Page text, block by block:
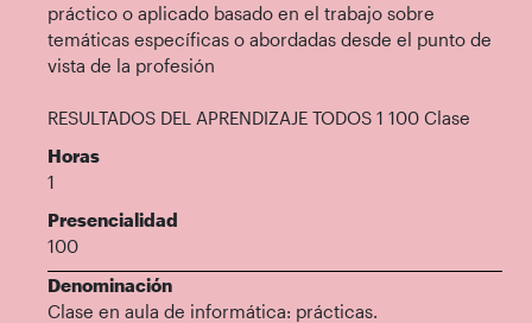
práctico o aplicado basado en el trabajo sobre
temáticas específicas o abordadas desde el punto de
vista de la profesión
RESULTADOS DEL APRENDIZAJE TODOS 1 100 Clase
Horas
1
Presencialidad
100
Denominación
Clase en aula de informática: prácticas.